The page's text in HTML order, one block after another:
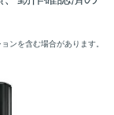
ンを含む場合があります。